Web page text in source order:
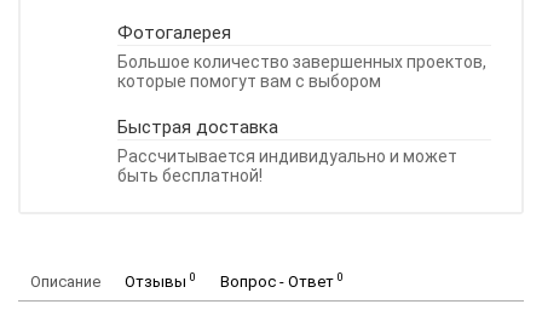
Фотогалерея
Большое количество завершенных проектов,
которые помогут вам с выбором
Быстрая доставка
Рассчитывается индивидуально и может
быть бесплатной!
Описание Отзывы 0 Вопрос - Ответ 0